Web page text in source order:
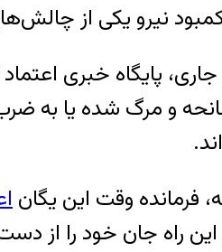
فرمانده وقت این یگان
راه جان خود را از